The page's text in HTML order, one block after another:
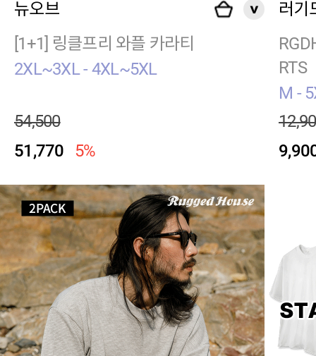
뉴오브
[1+1] 링클프리 와플 카라티
2XL~3XL - 4XL~5XL
54,500
51,770
5%
러기
RTS
M -